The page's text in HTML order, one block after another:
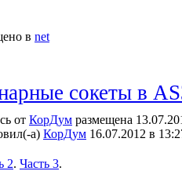
в net
сокеты в
от КорДум размещена
а) КорДум 16.07.2012 в
2. Часть 3.